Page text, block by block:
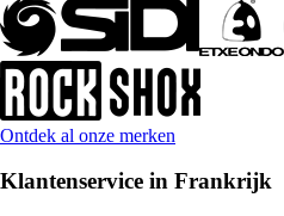
Ontdek al onze merken
Klantenservice in Frankrijk